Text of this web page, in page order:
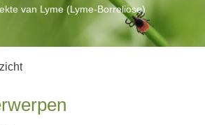
van Lyme (Lyme-Borreliose)